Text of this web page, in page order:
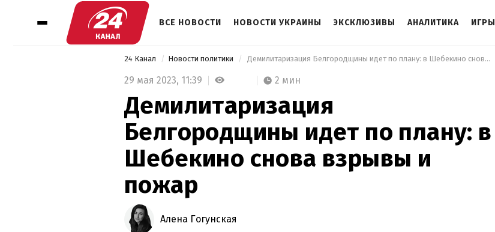
ВСЕ НОВОСТИ НОВОСТИ УКРАИНЫ ЭКСКЛЮЗИВЫ АНАЛИТИКА ИГРЫ
24 Канал Новости политики Демилитаризация Белгородщины идет по плану: в Шебекино снова взрывы и пожар
29 мая 2023, 11:39 2 мин
Демилитаризация
Белгородщины идет по плану: в
Шебекино снова взрывы и
пожар
Алена Гогунская